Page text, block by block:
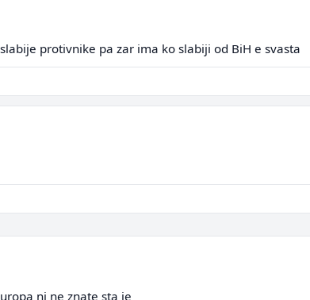
protivnike pa zar ima ko slabiji od BiH e svasta
ni ne znate sta je